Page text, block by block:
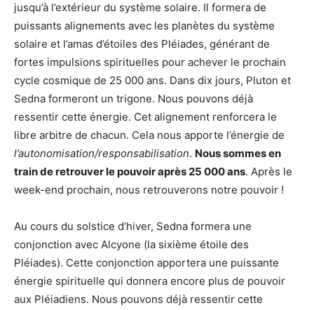
jusqu’à l’extérieur du système solaire. Il formera de
puissants alignements avec les planètes du système
solaire et l’amas d’étoiles des Pléiades, générant de
fortes impulsions spirituelles pour achever le prochain
cycle cosmique de 25 000 ans. Dans dix jours, Pluton et
Sedna formeront un trigone. Nous pouvons déjà
ressentir cette énergie. Cet alignement renforcera le
libre arbitre de chacun. Cela nous apporte l’énergie de
l’autonomisation/responsabilisation. Nous sommes en
train de retrouver le pouvoir après 25 000 ans. Après le
week-end prochain, nous retrouverons notre pouvoir !
Au cours du solstice d’hiver, Sedna formera une
conjonction avec Alcyone (la sixième étoile des
Pléiades). Cette conjonction apportera une puissante
énergie spirituelle qui donnera encore plus de pouvoir
aux Pléiadiens. Nous pouvons déjà ressentir cette